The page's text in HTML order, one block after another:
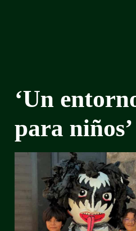
‘Un
para niños’